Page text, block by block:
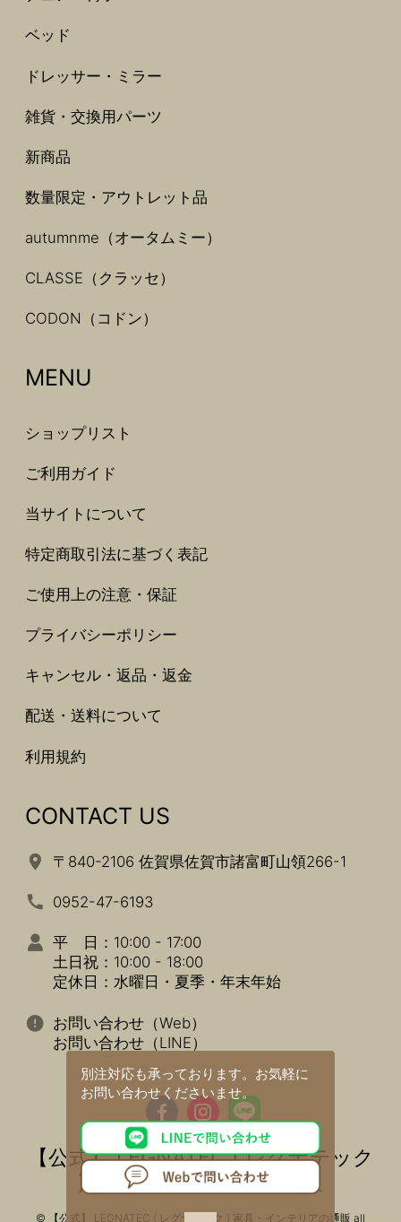
別注対応も承っております。 お気軽に
お問い合わせくださいませ。
ベッド
ドレッサー・ミラー
雑貨・交換用パーツ
新商品
数量限定・アウトレット品
autumnme（オータムミー）
CLASSE（クラッセ）
CODON（コドン）
MENU
ショップリスト
ご利用ガイド
当サイトについて
特定商取引法に基づく表記
ご使用上の注意・保証
プライバシーポリシー
キャンセル・返品・返金
配送・送料について
利用規約
CONTACT US
〒840-2106 佐賀県佐賀市諸富町山領266-1
0952-47-6193
平 日：10:00 - 17:00
土日祝：10:00 - 18:00
定休日：水曜日・夏季・年末年始
お問い合わせ（Web）
お問い合わせ（LINE）
【公式】 LEGNATEC ( レグナテック
) 家具・インテリアの通販
© 【公式】 LEGNATEC ( レグナテック ) 家具・インテリアの通販 all